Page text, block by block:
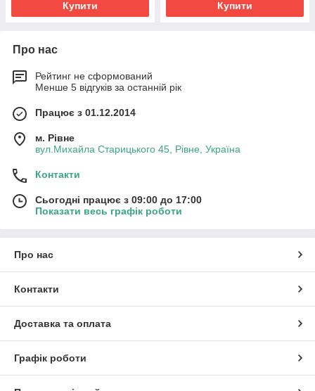
Купити Купити
Про нас
Рейтинг не сформований
Менше 5 відгуків за останній рік
Працює з 01.12.2014
м. Рівне
вул.Михайла Старицького 45, Рівне, Україна
Контакти
Сьогодні працює з 09:00 до 17:00
Показати весь графік роботи
Про нас
Контакти
Доставка та оплата
Графік роботи